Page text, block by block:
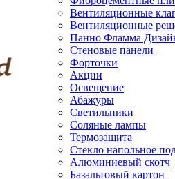
Вентиляционные
Вентиляционные
Панно Фламма
Стеновые панели
Форточки
Акции
Освещение
Абажуры
Светильники
Соляные лампы
Термозащита
Стекло напольное
Алюминиевый скотч
Базальтовый картон